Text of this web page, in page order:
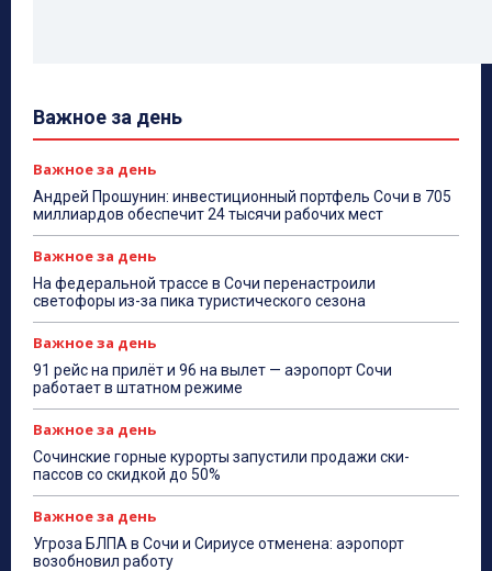
Важное за день
Важное за день
Андрей Прошунин: инвестиционный портфель Сочи в 705
миллиардов обеспечит 24 тысячи рабочих мест
Важное за день
На федеральной трассе в Сочи перенастроили
светофоры из-за пика туристического сезона
Важное за день
91 рейс на прилёт и 96 на вылет — аэропорт Сочи
работает в штатном режиме
Важное за день
Сочинские горные курорты запустили продажи ски-
пассов со скидкой до 50%
Важное за день
Угроза БЛПА в Сочи и Сириусе отменена: аэропорт
возобновил работу